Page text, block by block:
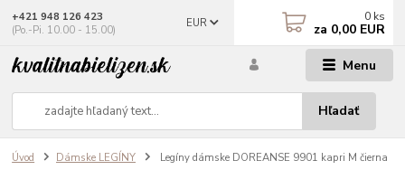
Menu
EUR
Hľadať
+421 948 126 423
(Po.-Pi. 10.00 - 15.00)
0 ks
za 0,00 EUR
Úvod Dámske LEGÍNY Legíny dámske DOREANSE 9901 kapri M čierna